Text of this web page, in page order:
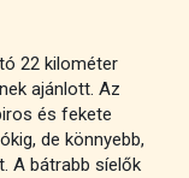
22 kilométer
ajánlott. Az
és fekete
de könnyebb,
A bátrabb síelők